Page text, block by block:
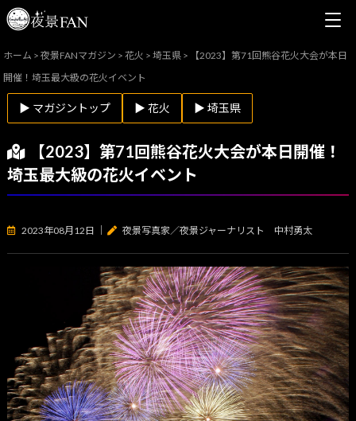
ホーム >夜景FANマガジン >花火 >埼玉県 >
【2023】第71回熊谷花火大会が本日
開催！埼玉最大級の花火イベント
▶ マガジントップ ▶ 花火 ▶ 埼玉県
【2023】第71回熊谷花火大会が本日開催！
埼玉最大級の花火イベント
2023年08月12日 夜景写真家／夜景ジャーナリスト 中村勇太